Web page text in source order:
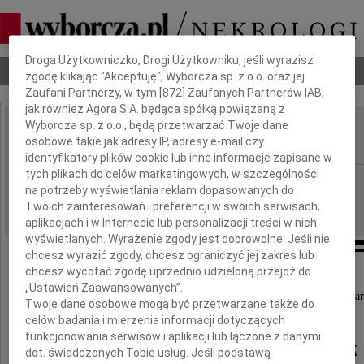
Nekrologi Odeszli Poradnik pogrzebowy
IMIĘ I NAZWISKO: Władysław Stefaniuk
REGION: Warszawa, Łódź
DATA EMISJI: 30.04.2022
25 kwietnia 2022 roku, przeżywszy 92 lata,
Władysław Stefaniuk
Dbamy o Twoją prywatność
Droga Użytkowniczko, Drogi Użytkowniku, jeśli wyrazisz
zgodę klikając "Akceptuję", Wyborcza sp. z o.o. oraz jej
Zaufani Partnerzy, w tym [872 ] Zaufanych Partnerów IAB,
jak również Agora S.A. będąca spółką powiązaną z
Wyborcza sp. z o.o., będą przetwarzać Twoje dane
osobowe takie jak adresy IP, adresy e-mail czy
identyfikatory plików cookie lub inne informacje zapisane w
tych plikach do celów marketingowych, w szczególności
na potrzeby wyświetlania reklam dopasowanych do
Twoich zainteresowań i preferencji w swoich serwisach,
aplikacjach i w Internecie lub personalizacji treści w nich
wyświetlanych. Wyrażenie zgody jest dobrowolne. Jeśli nie
chcesz wyrazić zgody, chcesz ograniczyć jej zakres lub
chcesz wycofać zgodę uprzednio udzieloną przejdź do
„Ustawień Zaawansowanych”.
Twoje dane osobowe mogą być przetwarzane także do
celów badania i mierzenia informacji dotyczących
funkcjonowania serwisów i aplikacji lub łączone z danymi
dot. świadczonych Tobie usług. Jeśli podstawą